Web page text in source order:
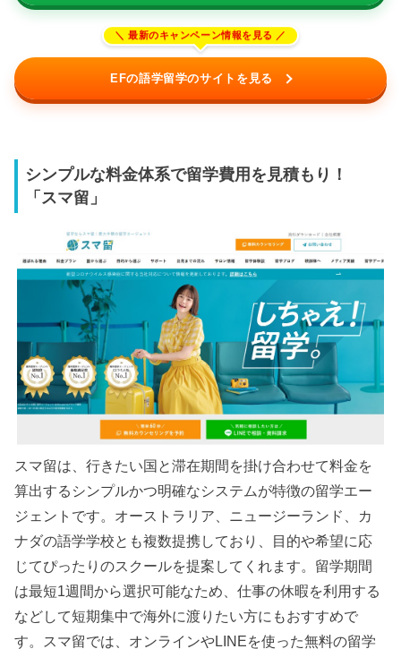
EFの語学留学のサイトを見る
シンプルな料金体系で留学費用を見積もり！
「スマ留」
スマ留は、行きたい国と滞在期間を掛け合わせて料金を
算出するシンプルかつ明確なシステムが特徴の留学エー
ジェントです。オーストラリア、ニュージーランド、カ
ナダの語学学校とも複数提携しており、目的や希望に応
じてぴったりのスクールを提案してくれます。留学期間
は最短1週間から選択可能なため、仕事の休暇を利用する
などして短期集中で海外に渡りたい方にもおすすめで
す。スマ留では、オンラインやLINEを使った無料の留学